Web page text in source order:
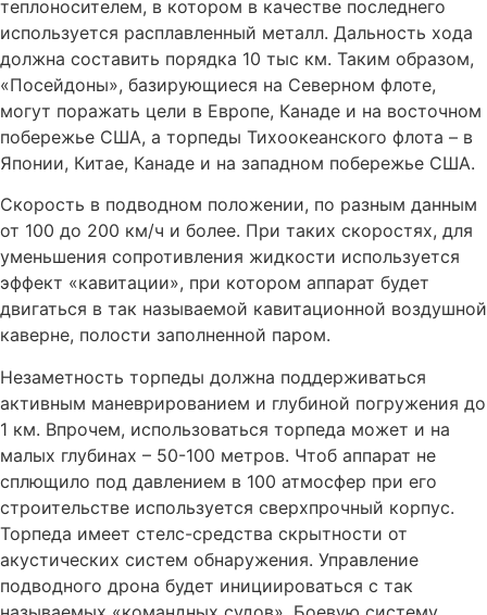
теплоносителем, в котором в качестве последнего
используется расплавленный металл. Дальность хода
должна составить порядка 10 тыс км. Таким образом,
«Посейдоны», базирующиеся на Северном флоте,
могут поражать цели в Европе, Канаде и на восточном
побережье США, а торпеды Тихоокеанского флота – в
Японии, Китае, Канаде и на западном побережье США.
Скорость в подводном положении, по разным данным
от 100 до 200 км/ч и более. При таких скоростях, для
уменьшения сопротивления жидкости используется
эффект «кавитации», при котором аппарат будет
двигаться в так называемой кавитационной воздушной
каверне, полости заполненной паром.
Незаметность торпеды должна поддерживаться
активным маневрированием и глубиной погружения до
1 км. Впрочем, использоваться торпеда может и на
малых глубинах – 50-100 метров. Чтоб аппарат не
сплющило под давлением в 100 атмосфер при его
строительстве используется сверхпрочный корпус.
Торпеда имеет стелc-средства скрытности от
акустических систем обнаружения. Управление
подводного дрона будет инициироваться с так